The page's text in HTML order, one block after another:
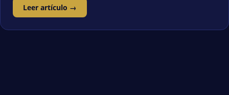
Leer artículo →